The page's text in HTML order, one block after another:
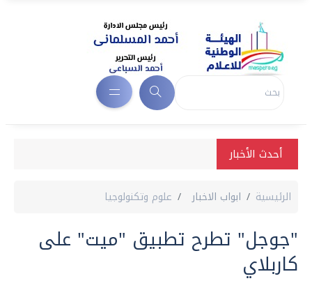
أحدث الأخبار
الرئيسية ابواب الاخبار علوم وتكنولوجيا
"جوجل" تطرح تطبيق "ميت" على
كاربلاي